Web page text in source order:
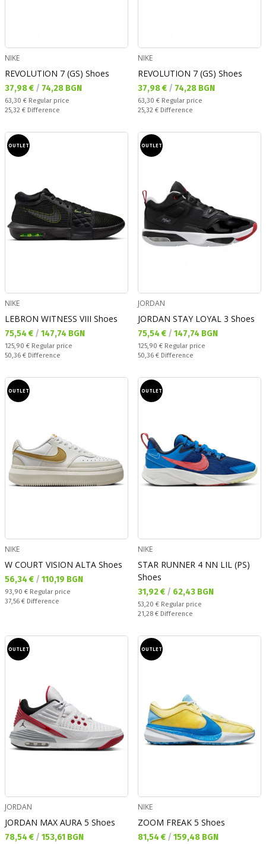
NIKE
REVOLUTION 7 (GS) Shoes
Текуща цена:
37,98 € / 74,28 BGN
Regular price:
63,30 € Regular price
Спестявате:
25,32 € Difference
NIKE
REVOLUTION 7 (GS) Shoes
Текуща цена:
37,98 € / 74,28 BGN
Regular price:
63,30 € Regular price
Спестявате:
25,32 € Difference
OUTLET
NIKE
LEBRON WITNESS VIII Shoes
Текуща цена:
75,54 € / 147,74 BGN
Regular price:
125,90 € Regular price
Спестявате:
50,36 € Difference
OUTLET
JORDAN
JORDAN STAY LOYAL 3 Shoes
Текуща цена:
75,54 € / 147,74 BGN
Regular price:
125,90 € Regular price
Спестявате:
50,36 € Difference
OUTLET
NIKE
W COURT VISION ALTA Shoes
Текуща цена:
56,34 € / 110,19 BGN
Regular price:
93,90 € Regular price
Спестявате:
37,56 € Difference
OUTLET
NIKE
STAR RUNNER 4 NN LIL (PS)
Shoes
Текуща цена:
31,92 € / 62,43 BGN
Regular price:
53,20 € Regular price
Спестявате:
21,28 € Difference
OUTLET
JORDAN
JORDAN MAX AURA 5 Shoes
Текуща цена:
78,54 € / 153,61 BGN
OUTLET
NIKE
ZOOM FREAK 5 Shoes
Текуща цена:
81,54 € / 159,48 BGN